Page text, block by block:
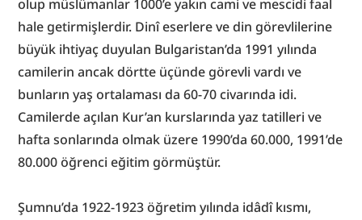
olup müslümanlar 1000’e yakın cami ve mescidi faal
hale getirmişlerdir. Dinî eserlere ve din görevlilerine
büyük ihtiyaç duyulan Bulgaristan’da 1991 yılında
camilerin ancak dörtte üçünde görevli vardı ve
bunların yaş ortalaması da 60-70 civarında idi.
Camilerde açılan Kur’an kurslarında yaz tatilleri ve
hafta sonlarında olmak üzere 1990’da 60.000, 1991’de
80.000 öğrenci eğitim görmüştür.
Şumnu’da 1922-1923 öğretim yılında idâdî kısmı,